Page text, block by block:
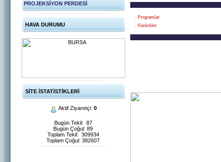
PROJEKSİYON PERDESİ
HAVA DURUMU
SİTE İSTATİSTİKLERİ
Aktif Ziyaretçi:0
Bugün Tekil: 87
Bugün Çoğul: 89
Toplam Tekil: 309934
Toplam Çoğul: 382607
. Programlar
. Sürücüler